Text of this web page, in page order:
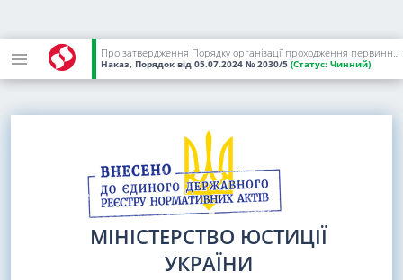
Про затвердження Порядку організації проходження первинного медичного огляду засудженими, які виявили бажання проходити військову службу
Наказ, Порядок від 05.07.2024 № 2030/5 (Статус: Чинний)
МІНІСТЕРСТВО ЮСТИЦІЇ
УКРАЇНИ